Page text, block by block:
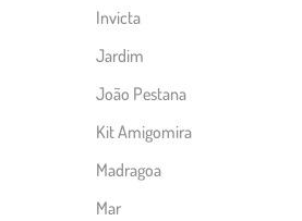
Invicta
Jardim
João Pestana
Kit Amigomira
Madragoa
Mar